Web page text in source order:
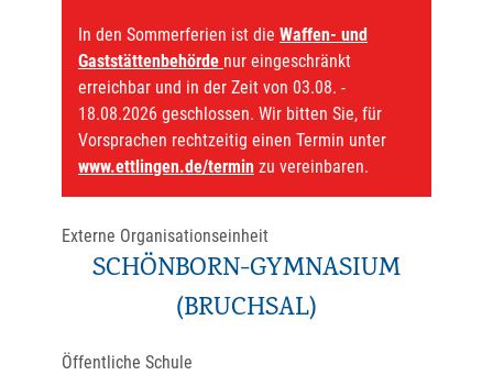
In den Sommerferien ist die Waffen- und
Gaststättenbehörde nur eingeschränkt
erreichbar und in der Zeit von 03.08. -
18.08.2026 geschlossen. Wir bitten Sie, für
Vorsprachen rechtzeitig einen Termin unter
www.ettlingen.de/termin zu vereinbaren.
Externe Organisationseinheit
SCHÖNBORN-GYMNASIUM
(BRUCHSAL)
Öffentliche Schule